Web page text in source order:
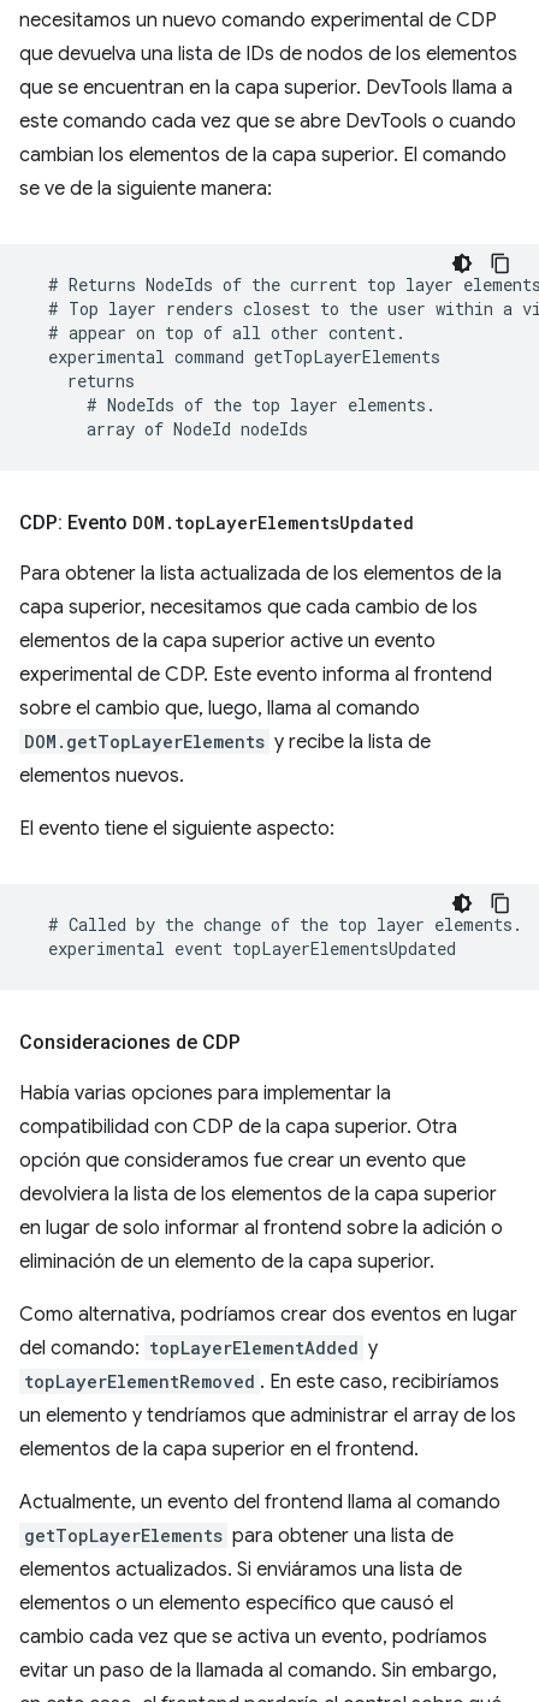
necesitamos un nuevo comando experimental de CDP
que devuelva una lista de IDs de nodos de los elementos
que se encuentran en la capa superior. DevTools llama a
este comando cada vez que se abre DevTools o cuando
cambian los elementos de la capa superior. El comando
se ve de la siguiente manera:
CDP: Evento DOM . topLayerElementsUpdated
Para obtener la lista actualizada de los elementos de la
capa superior, necesitamos que cada cambio de los
elementos de la capa superior active un evento
experimental de CDP. Este evento informa al frontend
sobre el cambio que, luego, llama al comando
DOM.getTopLayerElements y recibe la lista de
elementos nuevos.
El evento tiene el siguiente aspecto:
Consideraciones de CDP
Había varias opciones para implementar la
compatibilidad con CDP de la capa superior. Otra
opción que consideramos fue crear un evento que
devolviera la lista de los elementos de la capa superior
en lugar de solo informar al frontend sobre la adición o
eliminación de un elemento de la capa superior.
Como alternativa, podríamos crear dos eventos en lugar
del comando: topLayerElementAdded y
topLayerElementRemoved . En este caso, recibiríamos
un elemento y tendríamos que administrar el array de los
elementos de la capa superior en el frontend.
Actualmente, un evento del frontend llama al comando
getTopLayerElements para obtener una lista de
elementos actualizados. Si enviáramos una lista de
elementos o un elemento específico que causó el
cambio cada vez que se activa un evento, podríamos
evitar un paso de la llamada al comando. Sin embargo,